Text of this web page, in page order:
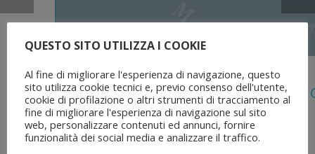
5 Agosto 2026
Legge 28 Luglio 2026 N. 137 “delega
Dell’ordinamento Forense”
QUESTO SITO UTILIZZA I COOKIE
Al fine di migliorare l'esperienza di navigazione, questo
sito utilizza cookie tecnici e, previo consenso dell'utente,
cookie di profilazione o altri strumenti di tracciamento al
fine di migliorare l'esperienza di navigazione sul sito
web, personalizzare contenuti ed annunci, fornire
funzionalità dei social media e analizzare il traffico.